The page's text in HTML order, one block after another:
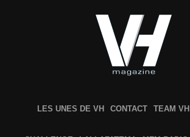
LES UNES DE VH CONTACT TEAM VH